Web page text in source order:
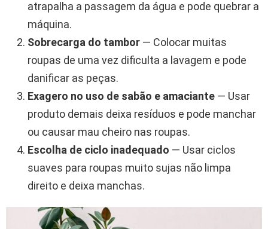
atrapalha a passagem da água e pode quebrar a
máquina.
Sobrecarga do tambor — Colocar muitas
roupas de uma vez dificulta a lavagem e pode
danificar as peças.
Exagero no uso de sabão e amaciante — Usar
produto demais deixa resíduos e pode manchar
ou causar mau cheiro nas roupas.
Escolha de ciclo inadequado — Usar ciclos
suaves para roupas muito sujas não limpa
direito e deixa manchas.